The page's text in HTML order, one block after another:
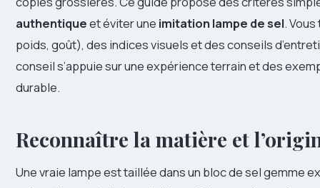
authentiqueet éviter une imitation lampe de sel.
poids, goût), des indices visuels et des conseils
conseil s’appuie sur une expérience terrain et des
durable.
Reconnaître la matière et l’
Une vraie lampe est taillée dans un bloc de sel gemme